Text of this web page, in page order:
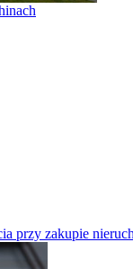
przy zakupie